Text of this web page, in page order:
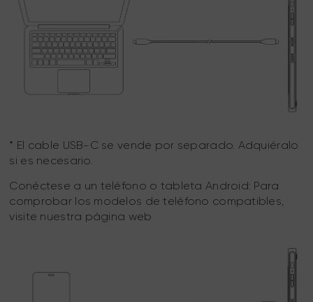
* El cable USB-C se vende por separado. Adquiéralo
si es necesario.
Conéctese a un teléfono o tableta Android: Para
comprobar los modelos de teléfono compatibles,
visite nuestra página web